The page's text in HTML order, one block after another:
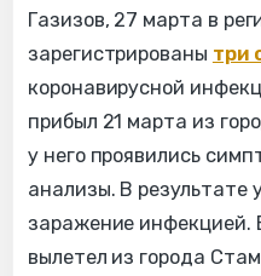
Газизов, 27 марта в
зарегистрированы три
коронавирусной
прибыл 21 марта из
у него проявились
анализы. В результате
заражение инфекцией.
вылетел из города